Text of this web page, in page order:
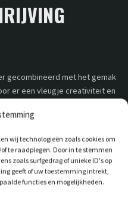
wij technologieën zoals cookies om
te raadplegen. Door in te stemmen
zoals surfgedrag of unieke ID's op
geeft of uw toestemming intrekt,
functies en mogelijkheden.
gecombineerd met het gemak
er een vleugje creativiteit en
die tegelijkertijd een
Deze platen laten zien waar
karakteristieke, rokerige
die jouw interieur een